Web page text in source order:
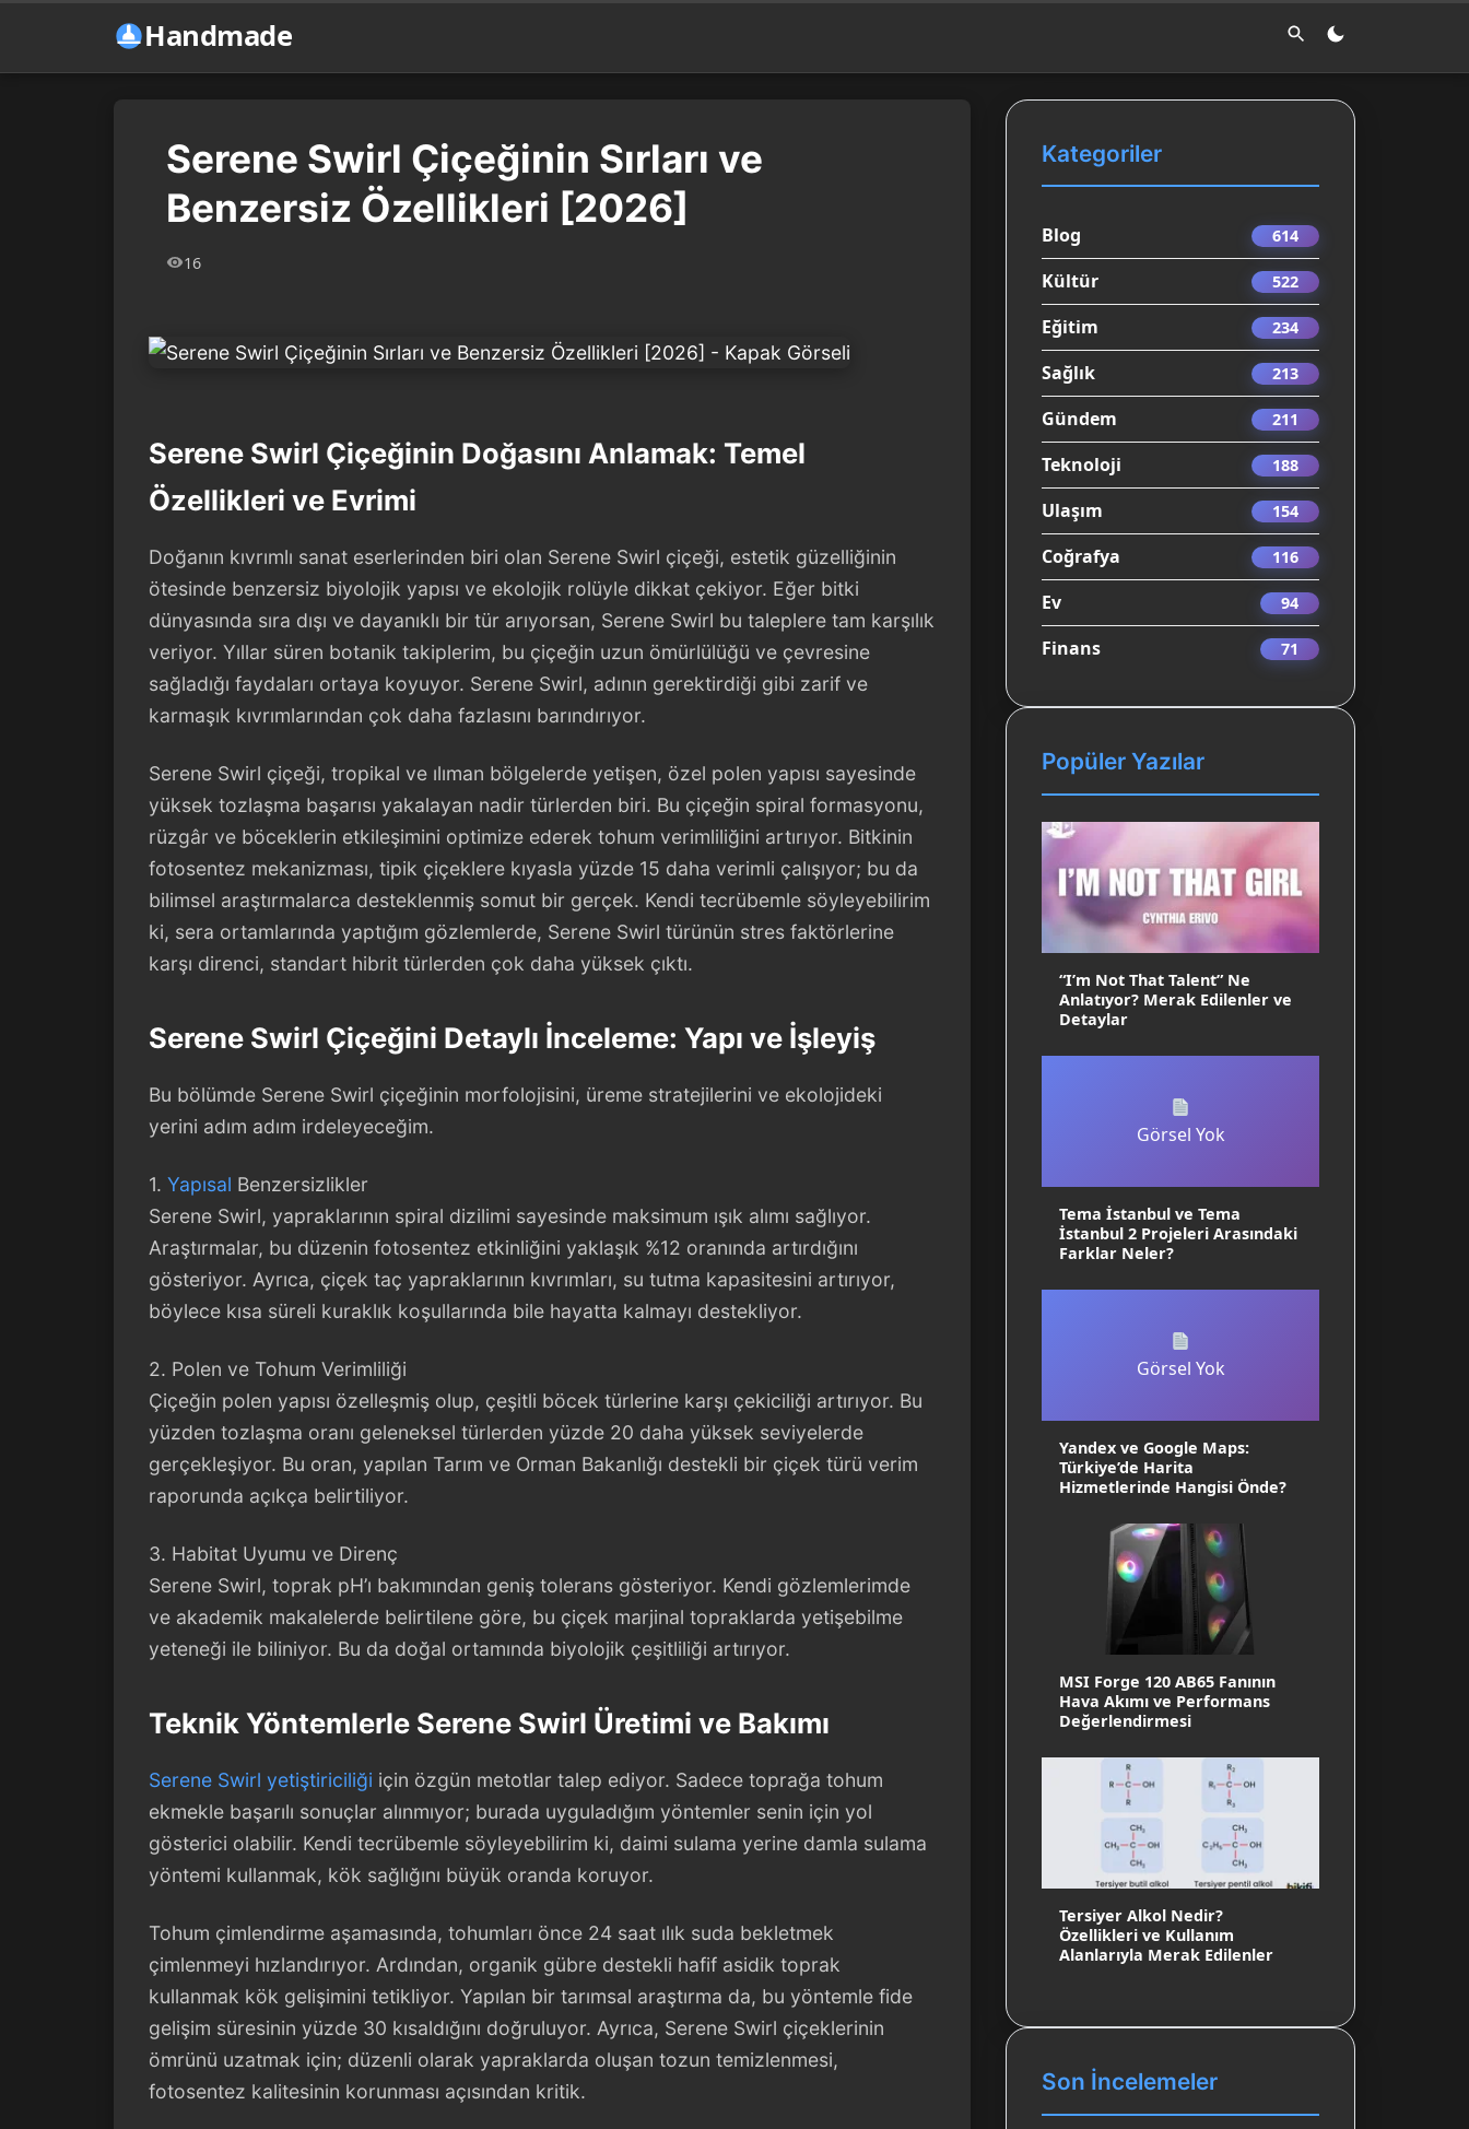
Handmade
Serene Swirl Çiçeğinin Sırları ve
Benzersiz Özellikleri [2026]
16
Serene Swirl Çiçeğinin Doğasını Anlamak: Temel
Özellikleri ve Evrimi
Doğanın kıvrımlı sanat eserlerinden biri olan Serene Swirl çiçeği, estetik güzelliğinin
ötesinde benzersiz biyolojik yapısı ve ekolojik rolüyle dikkat çekiyor. Eğer bitki
dünyasında sıra dışı ve dayanıklı bir tür arıyorsan, Serene Swirl bu taleplere tam karşılık
veriyor. Yıllar süren botanik takiplerim, bu çiçeğin uzun ömürlülüğü ve çevresine
sağladığı faydaları ortaya koyuyor. Serene Swirl, adının gerektirdiği gibi zarif ve
karmaşık kıvrımlarından çok daha fazlasını barındırıyor.
Serene Swirl çiçeği, tropikal ve ılıman bölgelerde yetişen, özel polen yapısı sayesinde
yüksek tozlaşma başarısı yakalayan nadir türlerden biri. Bu çiçeğin spiral formasyonu,
rüzgâr ve böceklerin etkileşimini optimize ederek tohum verimliliğini artırıyor. Bitkinin
fotosentez mekanizması, tipik çiçeklere kıyasla yüzde 15 daha verimli çalışıyor; bu da
bilimsel araştırmalarca desteklenmiş somut bir gerçek. Kendi tecrübemle söyleyebilirim
ki, sera ortamlarında yaptığım gözlemlerde, Serene Swirl türünün stres faktörlerine
karşı direnci, standart hibrit türlerden çok daha yüksek çıktı.
Serene Swirl Çiçeğini Detaylı İnceleme: Yapı ve İşleyiş
Bu bölümde Serene Swirl çiçeğinin morfolojisini, üreme stratejilerini ve ekolojideki
yerini adım adım irdeleyeceğim.
1. Yapısal Benzersizlikler
Serene Swirl, yapraklarının spiral dizilimi sayesinde maksimum ışık alımı sağlıyor.
Araştırmalar, bu düzenin fotosentez etkinliğini yaklaşık %12 oranında artırdığını
gösteriyor. Ayrıca, çiçek taç yapraklarının kıvrımları, su tutma kapasitesini artırıyor,
böylece kısa süreli kuraklık koşullarında bile hayatta kalmayı destekliyor.
2. Polen ve Tohum Verimliliği
Çiçeğin polen yapısı özelleşmiş olup, çeşitli böcek türlerine karşı çekiciliği artırıyor. Bu
yüzden tozlaşma oranı geleneksel türlerden yüzde 20 daha yüksek seviyelerde
gerçekleşiyor. Bu oran, yapılan Tarım ve Orman Bakanlığı destekli bir çiçek türü verim
raporunda açıkça belirtiliyor.
3. Habitat Uyumu ve Direnç
Serene Swirl, toprak pH’ı bakımından geniş tolerans gösteriyor. Kendi gözlemlerimde
ve akademik makalelerde belirtilene göre, bu çiçek marjinal topraklarda yetişebilme
yeteneği ile biliniyor. Bu da doğal ortamında biyolojik çeşitliliği artırıyor.
Teknik Yöntemlerle Serene Swirl Üretimi ve Bakımı
Serene Swirl yetiştiriciliği için özgün metotlar talep ediyor. Sadece toprağa tohum
ekmekle başarılı sonuçlar alınmıyor; burada uyguladığım yöntemler senin için yol
gösterici olabilir. Kendi tecrübemle söyleyebilirim ki, daimi sulama yerine damla sulama
yöntemi kullanmak, kök sağlığını büyük oranda koruyor.
Tohum çimlendirme aşamasında, tohumları önce 24 saat ılık suda bekletmek
çimlenmeyi hızlandırıyor. Ardından, organik gübre destekli hafif asidik toprak
kullanmak kök gelişimini tetikliyor. Yapılan bir tarımsal araştırma da, bu yöntemle fide
gelişim süresinin yüzde 30 kısaldığını doğruluyor. Ayrıca, Serene Swirl çiçeklerinin
ömrünü uzatmak için; düzenli olarak yapraklarda oluşan tozun temizlenmesi,
fotosentez kalitesinin korunması açısından kritik.
Kategoriler
Blog 614
Kültür 522
Eğitim 234
Sağlık 213
Gündem 211
Teknoloji 188
Ulaşım 154
Coğrafya 116
Ev 94
Finans 71
Popüler Yazılar
“I’m Not That Talent” Ne
Anlatıyor? Merak Edilenler ve
Detaylar
Görsel Yok
Tema İstanbul ve Tema
İstanbul 2 Projeleri Arasındaki
Farklar Neler?
Görsel Yok
Yandex ve Google Maps:
Türkiye’de Harita
Hizmetlerinde Hangisi Önde?
MSI Forge 120 AB65 Fanının
Hava Akımı ve Performans
Değerlendirmesi
Tersiyer Alkol Nedir?
Özellikleri ve Kullanım
Alanlarıyla Merak Edilenler
Son İncelemeler